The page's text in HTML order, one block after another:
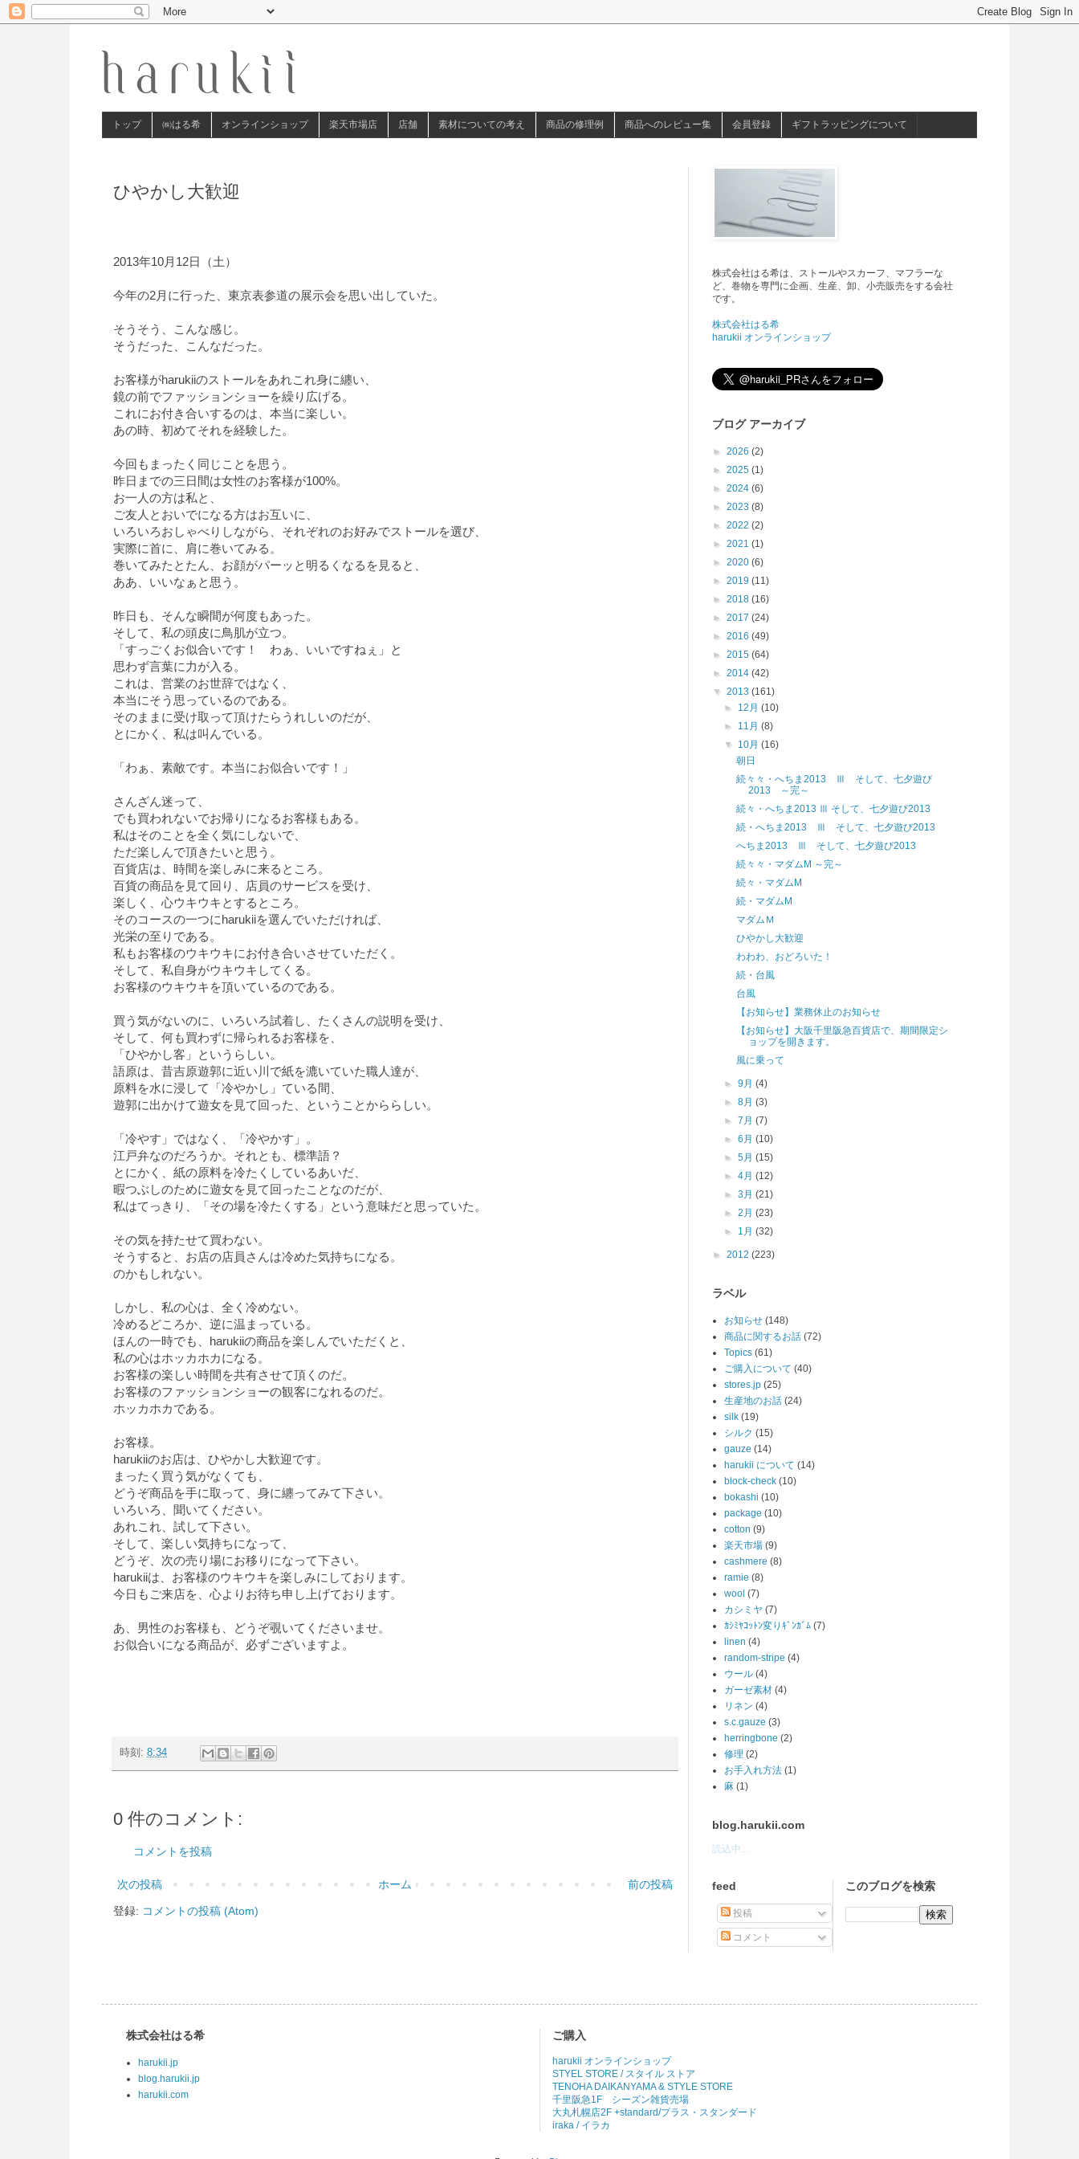
トップ ㈱はる希 オンラインショップ 楽天市場店 店舗 素材についての考え 商品の修理例 商品へのレビュー集 会員登録 ギフトラッピングについて
ひやかし大歓迎
2013年10月12日（土）
今年の2月に行った、東京表参道の展示会を思い出していた。
そうそう、こんな感じ。
そうだった、こんなだった。
お客様がharukiiのストールをあれこれ身に纏い、
鏡の前でファッションショーを繰り広げる。
これにお付き合いするのは、本当に楽しい。
あの時、初めてそれを経験した。
今回もまったく同じことを思う。
昨日までの三日間は女性のお客様が100%。
お一人の方は私と、
ご友人とおいでになる方はお互いに、
いろいろおしゃべりしながら、それぞれのお好みでストールを選び、
実際に首に、肩に巻いてみる。
巻いてみたとたん、お顔がパーッと明るくなるを見ると、
ああ、いいなぁと思う。
昨日も、そんな瞬間が何度もあった。
そして、私の頭皮に鳥肌が立つ。
「すっごくお似合いです！ わぁ、いいですねぇ」と
思わず言葉に力が入る。
これは、営業のお世辞ではなく、
本当にそう思っているのである。
そのままに受け取って頂けたらうれしいのだが、
とにかく、私は叫んでいる。
「わぁ、素敵です。本当にお似合いです！」
さんざん迷って、
でも買われないでお帰りになるお客様もある。
私はそのことを全く気にしないで、
ただ楽しんで頂きたいと思う。
百貨店は、時間を楽しみに来るところ。
百貨の商品を見て回り、店員のサービスを受け、
楽しく、心ウキウキとするところ。
そのコースの一つにharukiiを選んでいただければ、
光栄の至りである。
私もお客様のウキウキにお付き合いさせていただく。
そして、私自身がウキウキしてくる。
お客様のウキウキを頂いているのである。
買う気がないのに、いろいろ試着し、たくさんの説明を受け、
そして、何も買わずに帰られるお客様を、
「ひやかし客」というらしい。
語原は、昔吉原遊郭に近い川で紙を漉いていた職人達が、
原料を水に浸して「冷やかし」ている間、
遊郭に出かけて遊女を見て回った、ということかららしい。
「冷やす」ではなく、「冷やかす」。
江戸弁なのだろうか。それとも、標準語？
とにかく、紙の原料を冷たくしているあいだ、
暇つぶしのために遊女を見て回ったことなのだが、
私はてっきり、「その場を冷たくする」という意味だと思っていた。
その気を持たせて買わない。
そうすると、お店の店員さんは冷めた気持ちになる。
のかもしれない。
しかし、私の心は、全く冷めない。
冷めるどころか、逆に温まっている。
ほんの一時でも、harukiiの商品を楽しんでいただくと、
私の心はホッカホカになる。
お客様の楽しい時間を共有させて頂くのだ。
お客様のファッションショーの観客になれるのだ。
ホッカホカである。
お客様。
harukiiのお店は、ひやかし大歓迎です。
まったく買う気がなくても、
どうぞ商品を手に取って、身に纏ってみて下さい。
いろいろ、聞いてください。
あれこれ、試して下さい。
そして、楽しい気持ちになって、
どうぞ、次の売り場にお移りになって下さい。
harukiiは、お客様のウキウキを楽しみにしております。
今日もご来店を、心よりお待ち申し上げております。
あ、男性のお客様も、どうぞ覗いてくださいませ。
お似合いになる商品が、必ずございますよ。
時刻: 8:34
0 件のコメント:
コメントを投稿
次の投稿 前の投稿
ホーム
登録: コメントの投稿 (Atom)
株式会社はる希は、ストールやスカーフ、マフラーな
ど、巻物を専門に企画、生産、卸、小売販売をする会社
です。
株式会社はる希
harukii オンラインショップ
ブログ アーカイブ
► 2026 (2)
► 2025 (1)
► 2024 (6)
► 2023 (8)
► 2022 (2)
► 2021 (1)
► 2020 (6)
► 2019 (11)
► 2018 (16)
► 2017 (24)
► 2016 (49)
► 2015 (64)
► 2014 (42)
▼ 2013 (161)
► 12月(10)
► 11月(8)
▼ 10月(16)
朝日
続々々・へちま2013 Ⅲ そして、七夕遊び
2013 ～完～
続々・へちま2013 Ⅲ そして、七夕遊び2013
続・へちま2013 Ⅲ そして、七夕遊び2013
へちま2013 Ⅲ そして、七夕遊び2013
続々々・マダムM ～完～
続々・マダムM
続・マダムM
マダムＭ
ひやかし大歓迎
わわわ、おどろいた！
続・台風
台風
【お知らせ】業務休止のお知らせ
【お知らせ】大阪千里阪急百貨店で、期間限定シ
ョップを開きます。
風に乗って
►9月(4)
►8月(3)
►7月(7)
►6月(10)
►5月(15)
►4月(12)
►3月(21)
►2月(23)
► 1月(32)
► 2012 (223)
ラベル
お知らせ (148)
商品に関するお話 (72)
Topics (61)
ご購入について (40)
stores.jp (25)
生産地のお話 (24)
silk (19)
シルク (15)
gauze (14)
harukii について (14)
block-check (10)
bokashi (10)
package (10)
cotton (9)
楽天市場 (9)
cashmere (8)
ramie (8)
wool (7)
カシミヤ (7)
ｶｼﾐﾔｺｯﾄﾝ変りｷﾞﾝｶﾞﾑ (7)
linen (4)
random-stripe (4)
ウール (4)
ガーゼ素材 (4)
リネン (4)
s.c.gauze (3)
herringbone (2)
修理 (2)
お手入れ方法 (1)
麻 (1)
blog.harukii.com
読込中...
feed
投稿
コメント
このブログを検索
株式会社はる希
harukii.jp
blog.harukii.jp
harukii.com
ご購入
harukii オンラインショップ
STYEL STORE / スタイル ストア
TENOHA DAIKANYAMA & STYLE STORE
千里阪急1F シーズン雑貨売場
大丸札幌店2F +standard/プラス・スタンダード
iraka / イラカ